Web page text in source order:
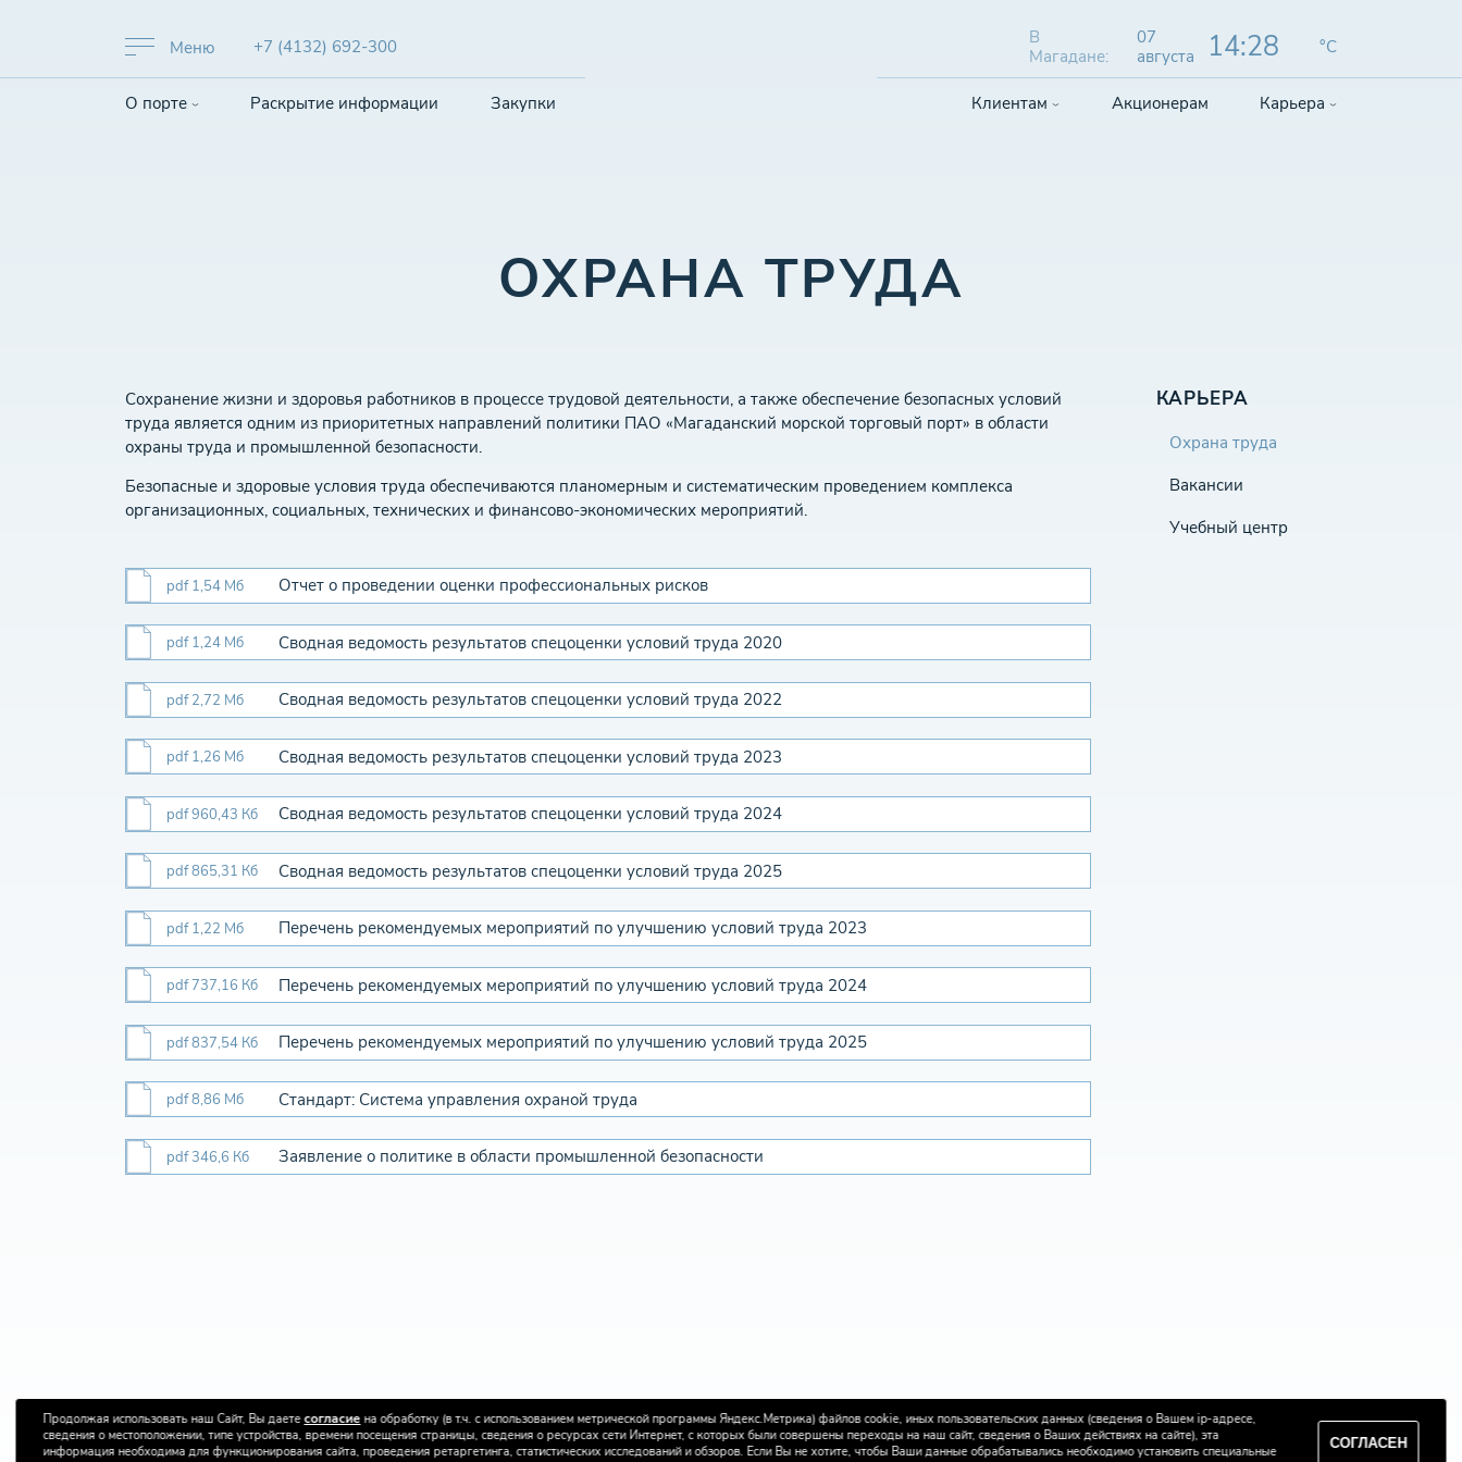
Меню +7 (4132) 692-300
О порте Раскрытие информации Закупки
В
Магадане:
07
августа
14:28 °C
Клиентам Акционерам Карьера
ОХРАНА ТРУДА
Сохранение жизни и здоровья работников в процессе трудовой деятельности, а также обеспечение безопасных условий
труда является одним из приоритетных направлений политики ПАО «Магаданский морской торговый порт» в области
охраны труда и промышленной безопасности.
Безопасные и здоровые условия труда обеспечиваются планомерным и систематическим проведением комплекса
организационных, социальных, технических и финансово-экономических мероприятий.
Отчет о проведении оценки профессиональных рисков
pdf 1,54 Мб
Сводная ведомость результатов спецоценки условий труда 2020
pdf 1,24 Мб
Сводная ведомость результатов спецоценки условий труда 2022
pdf 2,72 Мб
Сводная ведомость результатов спецоценки условий труда 2023
pdf 1,26 Мб
Сводная ведомость результатов спецоценки условий труда 2024
pdf 960,43 Кб
Сводная ведомость результатов спецоценки условий труда 2025
pdf 865,31 Кб
Перечень рекомендуемых мероприятий по улучшению условий труда 2023
pdf 1,22 Мб
Перечень рекомендуемых мероприятий по улучшению условий труда 2024
pdf 737,16 Кб
Перечень рекомендуемых мероприятий по улучшению условий труда 2025
pdf 837,54 Кб
Стандарт: Система управления охраной труда
pdf 8,86 Мб
Заявление о политике в области промышленной безопасности
pdf 346,6 Кб
КАРЬЕРА
Охрана труда
Вакансии
Учебный центр
Продолжая использовать наш Сайт, Вы даетесогласие на обработку (в т.ч. с использованием метрической программы Яндекс.Метрика) файлов cookie, иных пользовательских данных (сведения о Вашем ip-адресе,
сведения о местоположении, типе устройства, времени посещения страницы, сведения о ресурсах сети Интернет, с которых были совершены переходы на наш сайт, сведения о Ваших действиях на сайте), эта
информация необходима для функционирования сайта, проведения ретаргетинга, статистических исследований и обзоров. Если Вы не хотите, чтобы Ваши данные обрабатывались необходимо установить специальные
СОГЛАСЕН